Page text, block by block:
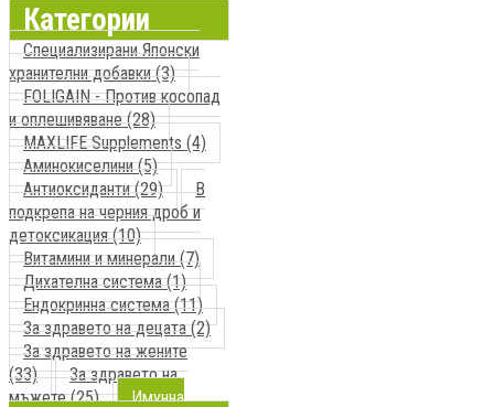
Категории
Специализирани Японски
хранителни добавки (3)
FOLIGAIN - Против косопад
и оплешивяване (28)
MAXLIFE Supplements (4)
Аминокиселини (5)
Антиоксиданти (29)
В
подкрепа на черния дроб и
детоксикация (10)
Витамини и минерали (7)
Дихателна система (1)
Ендокринна система (11)
За здравето на децата (2)
За здравето на жените
(33)
За здравето на
мъжете (25)
Имунна